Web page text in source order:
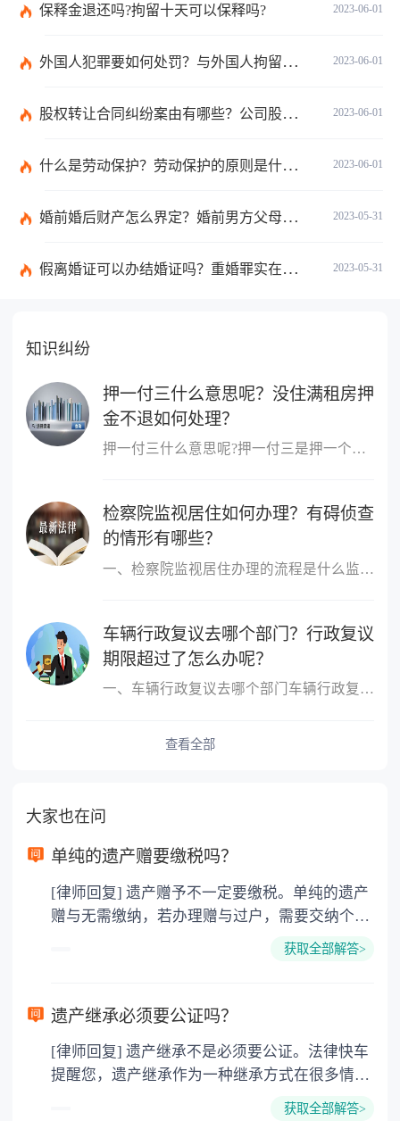
2023-06-01
保释金退还吗?拘留十天可以保释吗?
2023-06-01
外国人犯罪要如何处罚？与外国人拘留审查期限有关的法律规定有哪些？
2023-06-01
股权转让合同纠纷案由有哪些？公司股权纠纷如何处理？
2023-06-01
什么是劳动保护？劳动保护的原则是什么？劳动保护法的目的是什么？
2023-05-31
婚前婚后财产怎么界定？婚前男方父母全款买房离婚怎么分？
2023-05-31
假离婚证可以办结婚证吗？重婚罪实在是指什么意思？
知识纠纷
押一付三什么意思呢？没住满租房押
金不退如何处理？
押一付三什么意思呢?押一付三是押一个月的付三个月，那就是第一次要...
检察院监视居住如何办理？有碍侦查
的情形有哪些？
一、检察院监视居住办理的流程是什么监视居住应当在犯罪嫌疑人、被...
车辆行政复议去哪个部门？行政复议
期限超过了怎么办呢？
一、车辆行政复议去哪个部门车辆行政复议去上一级交通行政管理部门...
查看全部
大家也在问
单纯的遗产赠要缴税吗？
[律师回复] 遗产赠予不一定要缴税。单纯的遗产
赠与无需缴纳，若办理赠与过户，需要交纳个人
所得税、契税和公证费。赠与过户是没有增值税
要缴纳公证费，具体如下： 1. 公证费：按房
3. 印花税：按房屋评估价的0.05%缴纳 4. 土
地增值税：按房价1%缴纳 5. 房屋产权登记费：
获取全部解答>
遗产继承必须要公证吗？
[律师回复] 遗产继承不是必须要公证。法律快车
提醒您，遗产继承作为一种继承方式在很多情况
下都是不需要公证的，当然，如果需要公正的也
获取全部解答>